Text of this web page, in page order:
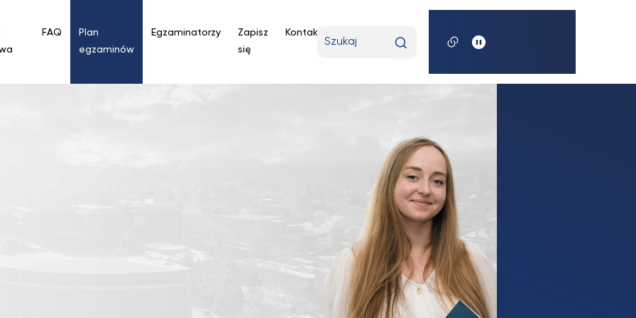
FAQ
Plan
egzaminów
Egzaminatorzy
Zapisz
się
KontaktWpisz
wyszukiwaną